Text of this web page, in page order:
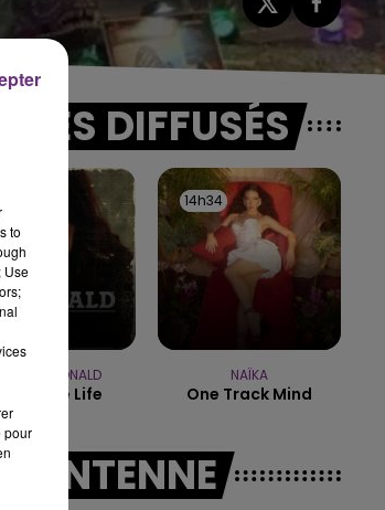
19h00 - 19h15
MACHINE - CHAMPAGNE FM
DIFFUSÉS
MACDONALD
Is The Life
14h34
14h34
NAÏKA
One Track Mind
to
Use
pour